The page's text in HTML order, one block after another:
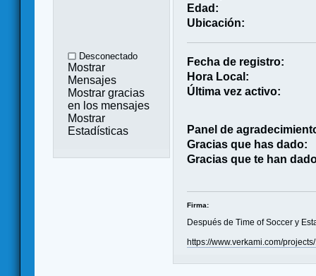
Desconectado
Mostrar
Mensajes
Mostrar gracias
en los mensajes
Mostrar
Estadísticas
Edad:
Ubicación:
Fecha de registro:
Hora Local:
Última vez activo:
Panel de
Gracias que has dado:
Gracias que te han
Firma:
Después de Time of Soccer y
https://www.verkami.com/